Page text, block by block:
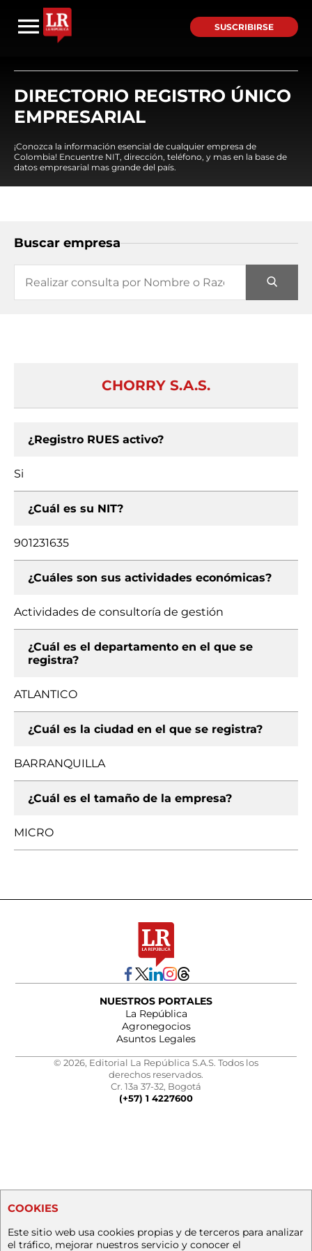
SUSCRIBIRSE
DIRECTORIO REGISTRO ÚNICO
EMPRESARIAL
¡Conozca la información esencial de cualquier empresa de
Colombia! Encuentre NIT, dirección, teléfono, y mas en la base de
datos empresarial mas grande del país.
Buscar empresa
CHORRY S.A.S.
¿Registro RUES activo?
Si
¿Cuál es su NIT?
901231635
¿Cuáles son sus actividades económicas?
Actividades de consultoría de gestión
¿Cuál es el departamento en el que se
registra?
ATLANTICO
¿Cuál es la ciudad en el que se registra?
BARRANQUILLA
¿Cuál es el tamaño de la empresa?
MICRO
NUESTROS PORTALES
La República
Agronegocios
Asuntos Legales
© 2026, Editorial La República S.A.S. Todos los
derechos reservados.
Cr. 13a 37-32, Bogotá
(+57) 1 4227600
COOKIES
Este sitio web usa cookies propias y de terceros para analizar
el tráfico, mejorar nuestros servicio y conocer el